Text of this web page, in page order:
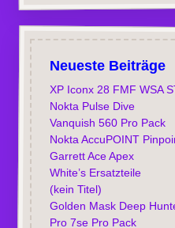
Neueste Beiträge
XP Iconx 28 FMF WSA
Nokta Pulse Dive
Vanquish 560 Pro Pack
Nokta AccuPOINT
Garrett Ace Apex
White’s Ersatzteile
(kein Titel)
Golden Mask Deep
Pro 7se Pro Pack